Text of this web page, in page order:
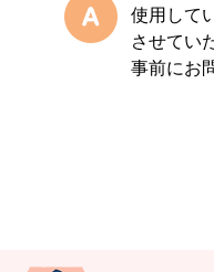
使用して
させてい
事前にお